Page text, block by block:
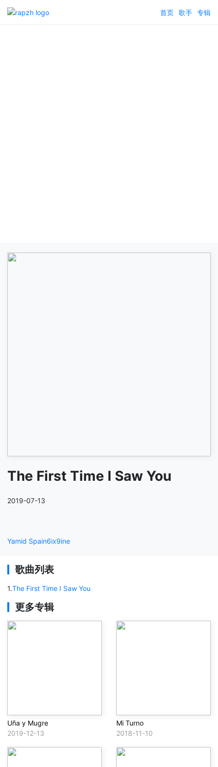
首页 歌手 专辑
The First Time I Saw You
2019-07-13
Yamid Spain6ix9ine
歌曲列表
1.The First Time I Saw You
更多专辑
Uña y Mugre
2019-12-13
Mi Turno
2018-11-10